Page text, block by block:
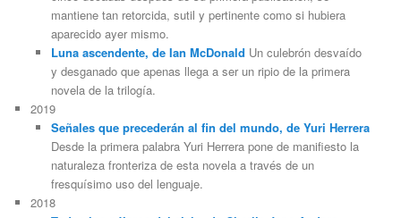
mantiene tan retorcida, sutil y pertinente como si hubiera
aparecido ayer mismo.
Luna ascendente, de Ian McDonald Un culebrón desvaído
y desganado que apenas llega a ser un ripio de la primera
novela de la trilogía.
2019
Señales que precederán al fin del mundo, de Yuri Herrera
Desde la primera palabra Yuri Herrera pone de manifiesto la
naturaleza fronteriza de esta novela a través de un
fresquísimo uso del lenguaje.
2018